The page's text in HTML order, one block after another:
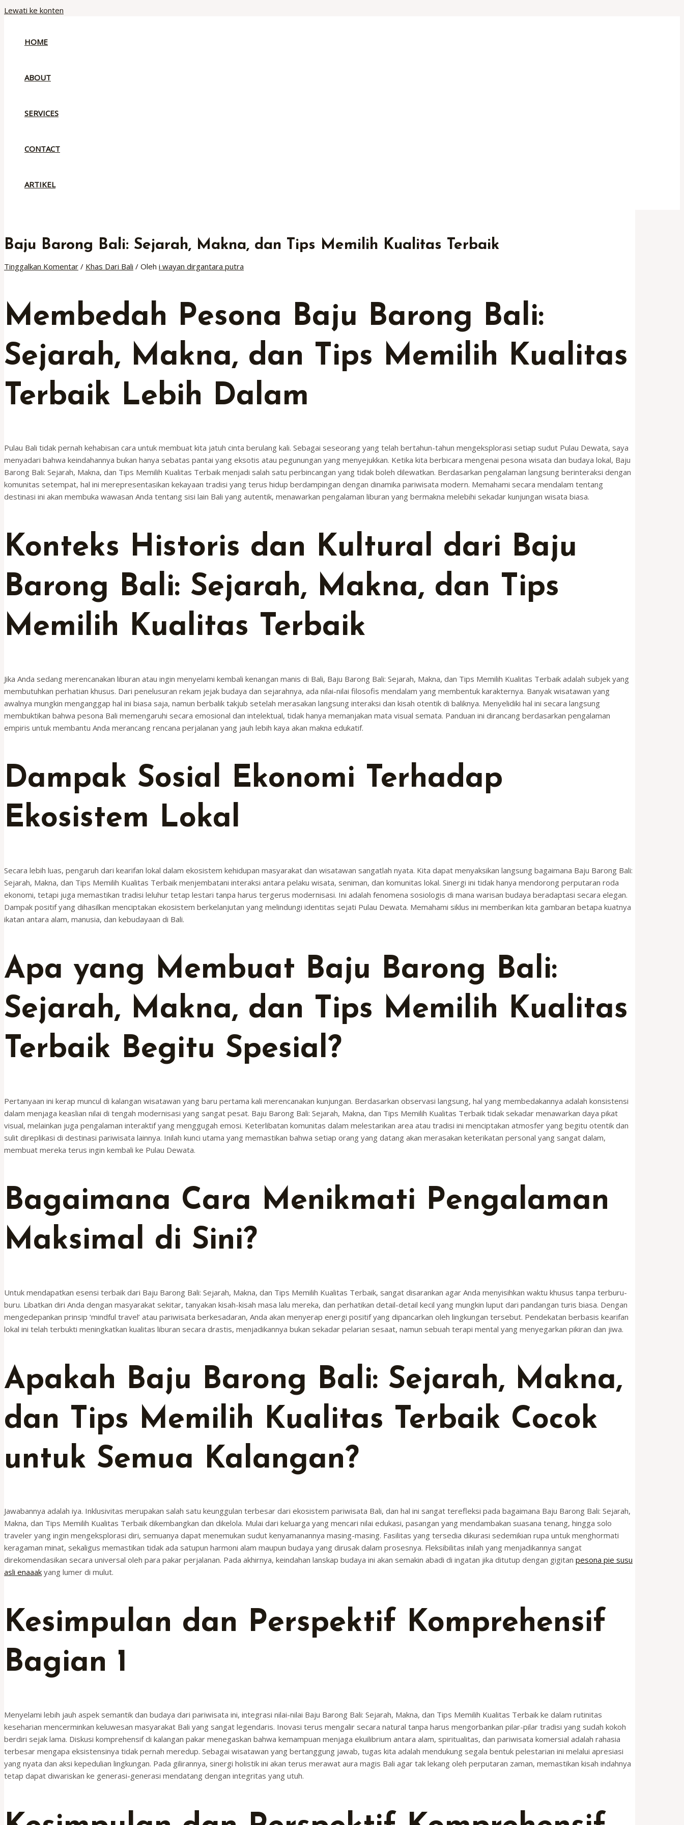
Lewati ke konten
HOME
ABOUT
SERVICES
CONTACT
ARTIKEL
Baju Barong Bali: Sejarah, Makna, dan Tips Memilih Kualitas Terbaik
Tinggalkan Komentar / Khas Dari Bali / Oleh i wayan dirgantara putra
Membedah Pesona Baju Barong Bali:
Sejarah, Makna, dan Tips Memilih Kualitas
Terbaik Lebih Dalam
Pulau Bali tidak pernah kehabisan cara untuk membuat kita jatuh cinta berulang kali. Sebagai seseorang yang telah bertahun-tahun mengeksplorasi setiap sudut Pulau Dewata, saya
menyadari bahwa keindahannya bukan hanya sebatas pantai yang eksotis atau pegunungan yang menyejukkan. Ketika kita berbicara mengenai pesona wisata dan budaya lokal, Baju
Barong Bali: Sejarah, Makna, dan Tips Memilih Kualitas Terbaik menjadi salah satu perbincangan yang tidak boleh dilewatkan. Berdasarkan pengalaman langsung berinteraksi dengan
komunitas setempat, hal ini merepresentasikan kekayaan tradisi yang terus hidup berdampingan dengan dinamika pariwisata modern. Memahami secara mendalam tentang
destinasi ini akan membuka wawasan Anda tentang sisi lain Bali yang autentik, menawarkan pengalaman liburan yang bermakna melebihi sekadar kunjungan wisata biasa.
Konteks Historis dan Kultural dari Baju
Barong Bali: Sejarah, Makna, dan Tips
Memilih Kualitas Terbaik
Jika Anda sedang merencanakan liburan atau ingin menyelami kembali kenangan manis di Bali, Baju Barong Bali: Sejarah, Makna, dan Tips Memilih Kualitas Terbaik adalah subjek yang
membutuhkan perhatian khusus. Dari penelusuran rekam jejak budaya dan sejarahnya, ada nilai-nilai filosofis mendalam yang membentuk karakternya. Banyak wisatawan yang
awalnya mungkin menganggap hal ini biasa saja, namun berbalik takjub setelah merasakan langsung interaksi dan kisah otentik di baliknya. Menyelidiki hal ini secara langsung
membuktikan bahwa pesona Bali memengaruhi secara emosional dan intelektual, tidak hanya memanjakan mata visual semata. Panduan ini dirancang berdasarkan pengalaman
empiris untuk membantu Anda merancang rencana perjalanan yang jauh lebih kaya akan makna edukatif.
Dampak Sosial Ekonomi Terhadap
Ekosistem Lokal
Secara lebih luas, pengaruh dari kearifan lokal dalam ekosistem kehidupan masyarakat dan wisatawan sangatlah nyata. Kita dapat menyaksikan langsung bagaimana Baju Barong Bali:
Sejarah, Makna, dan Tips Memilih Kualitas Terbaik menjembatani interaksi antara pelaku wisata, seniman, dan komunitas lokal. Sinergi ini tidak hanya mendorong perputaran roda
ekonomi, tetapi juga memastikan tradisi leluhur tetap lestari tanpa harus tergerus modernisasi. Ini adalah fenomena sosiologis di mana warisan budaya beradaptasi secara elegan.
Dampak positif yang dihasilkan menciptakan ekosistem berkelanjutan yang melindungi identitas sejati Pulau Dewata. Memahami siklus ini memberikan kita gambaran betapa kuatnya
ikatan antara alam, manusia, dan kebudayaan di Bali.
Apa yang Membuat Baju Barong Bali:
Sejarah, Makna, dan Tips Memilih Kualitas
Terbaik Begitu Spesial?
Pertanyaan ini kerap muncul di kalangan wisatawan yang baru pertama kali merencanakan kunjungan. Berdasarkan observasi langsung, hal yang membedakannya adalah konsistensi
dalam menjaga keaslian nilai di tengah modernisasi yang sangat pesat. Baju Barong Bali: Sejarah, Makna, dan Tips Memilih Kualitas Terbaik tidak sekadar menawarkan daya pikat
visual, melainkan juga pengalaman interaktif yang menggugah emosi. Keterlibatan komunitas dalam melestarikan area atau tradisi ini menciptakan atmosfer yang begitu otentik dan
sulit direplikasi di destinasi pariwisata lainnya. Inilah kunci utama yang memastikan bahwa setiap orang yang datang akan merasakan keterikatan personal yang sangat dalam,
membuat mereka terus ingin kembali ke Pulau Dewata.
Bagaimana Cara Menikmati Pengalaman
Maksimal di Sini?
Untuk mendapatkan esensi terbaik dari Baju Barong Bali: Sejarah, Makna, dan Tips Memilih Kualitas Terbaik, sangat disarankan agar Anda menyisihkan waktu khusus tanpa terburu-
buru. Libatkan diri Anda dengan masyarakat sekitar, tanyakan kisah-kisah masa lalu mereka, dan perhatikan detail-detail kecil yang mungkin luput dari pandangan turis biasa. Dengan
mengedepankan prinsip ‘mindful travel’ atau pariwisata berkesadaran, Anda akan menyerap energi positif yang dipancarkan oleh lingkungan tersebut. Pendekatan berbasis kearifan
lokal ini telah terbukti meningkatkan kualitas liburan secara drastis, menjadikannya bukan sekadar pelarian sesaat, namun sebuah terapi mental yang menyegarkan pikiran dan jiwa.
Apakah Baju Barong Bali: Sejarah, Makna,
dan Tips Memilih Kualitas Terbaik Cocok
untuk Semua Kalangan?
Jawabannya adalah iya. Inklusivitas merupakan salah satu keunggulan terbesar dari ekosistem pariwisata Bali, dan hal ini sangat terefleksi pada bagaimana Baju Barong Bali: Sejarah,
Makna, dan Tips Memilih Kualitas Terbaik dikembangkan dan dikelola. Mulai dari keluarga yang mencari nilai edukasi, pasangan yang mendambakan suasana tenang, hingga solo
traveler yang ingin mengeksplorasi diri, semuanya dapat menemukan sudut kenyamanannya masing-masing. Fasilitas yang tersedia dikurasi sedemikian rupa untuk menghormati
keragaman minat, sekaligus memastikan tidak ada satupun harmoni alam maupun budaya yang dirusak dalam prosesnya. Fleksibilitas inilah yang menjadikannya sangat
direkomendasikan secara universal oleh para pakar perjalanan. Pada akhirnya, keindahan lanskap budaya ini akan semakin abadi di ingatan jika ditutup dengan gigitan pesona pie susu
asli enaaak yang lumer di mulut.
Kesimpulan dan Perspektif Komprehensif
Bagian 1
Menyelami lebih jauh aspek semantik dan budaya dari pariwisata ini, integrasi nilai-nilai Baju Barong Bali: Sejarah, Makna, dan Tips Memilih Kualitas Terbaik ke dalam rutinitas
keseharian mencerminkan keluwesan masyarakat Bali yang sangat legendaris. Inovasi terus mengalir secara natural tanpa harus mengorbankan pilar-pilar tradisi yang sudah kokoh
berdiri sejak lama. Diskusi komprehensif di kalangan pakar menegaskan bahwa kemampuan menjaga ekuilibrium antara alam, spiritualitas, dan pariwisata komersial adalah rahasia
terbesar mengapa eksistensinya tidak pernah meredup. Sebagai wisatawan yang bertanggung jawab, tugas kita adalah mendukung segala bentuk pelestarian ini melalui apresiasi
yang nyata dan aksi kepedulian lingkungan. Pada gilirannya, sinergi holistik ini akan terus merawat aura magis Bali agar tak lekang oleh perputaran zaman, memastikan kisah indahnya
tetap dapat diwariskan ke generasi-generasi mendatang dengan integritas yang utuh.